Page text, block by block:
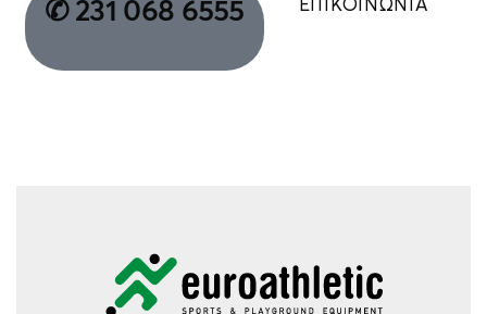
✆ 231 068 6555